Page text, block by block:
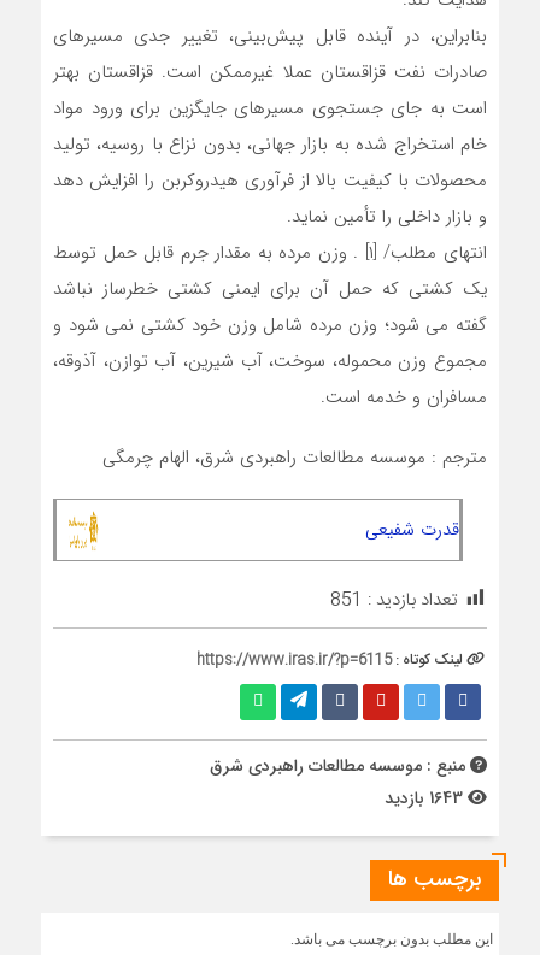
بنابراین، در آینده قابل پیش‌بینی، تغییر جدی مسیرهای
صادرات نفت قزاقستان عملا غیرممکن است. قزاقستان بهتر
است به جای جستجوی مسیرهای جایگزین برای ورود مواد
خام استخراج شده به بازار جهانی، بدون نزاع با روسیه، تولید
محصولات با کیفیت بالا از فرآوری هیدروکربن را افزایش دهد
و بازار داخلی را تأمین نماید.
انتهای مطلب/ [۱] . وزن مرده به مقدار جرم قابل حمل توسط
یک کشتی که حمل آن برای ایمنی کشتی خطرساز نباشد
گفته می شود؛ وزن مرده شامل وزن خود کشتی نمی شود و
مجموع وزن محموله، سوخت، آب شیرین، آب توازن، آذوقه،
مسافران و خدمه است.
مترجم : موسسه مطالعات راهبردی شرق، الهام چرمگی
قدرت شفیعی
تعداد بازدید : 851
لینک کوتاه :https://www.iras.ir/?p=6115
منبع : موسسه مطالعات راهبردی شرق
برچسب ها
این مطلب بدون برچسب می باشد.